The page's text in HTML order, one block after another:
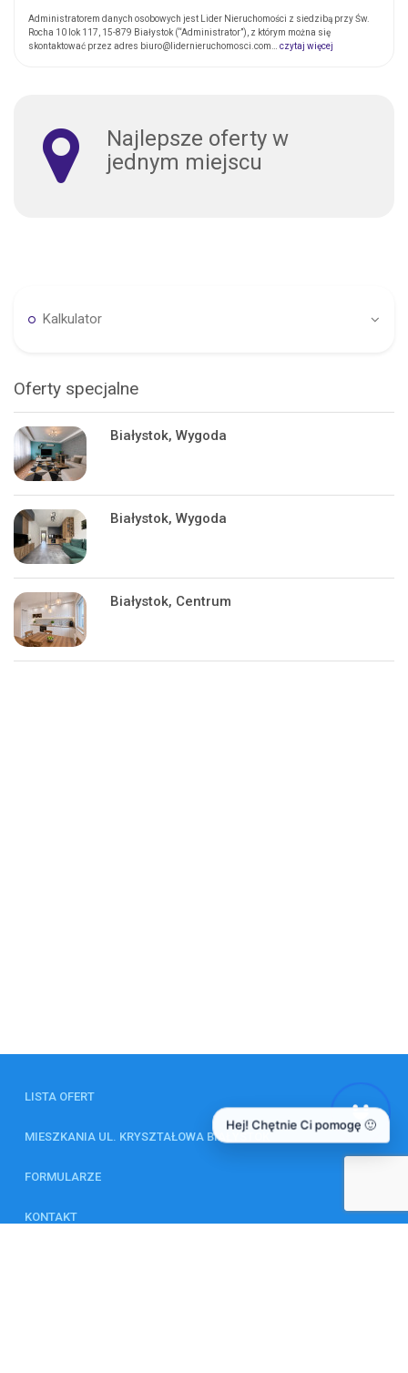
Administratorem danych osobowych jest Lider Nieruchomości z siedzibą przy Św.
Rocha 10 lok 117, 15-879 Białystok (“Administrator”), z którym można się
skontaktować przez adres biuro@lidernieruchomosci.com… czytaj więcej
Najlepsze oferty w
jednym miejscu
Kalkulator
Oferty specjalne
Białystok, Wygoda
Białystok, Wygoda
Białystok, Centrum
LISTA OFERT
MIESZKANIA UL. KRYSZTAŁOWA BIAŁYSTOK
FORMULARZE
KONTAKT
Hej! Chętnie Ci pomogę 🙂